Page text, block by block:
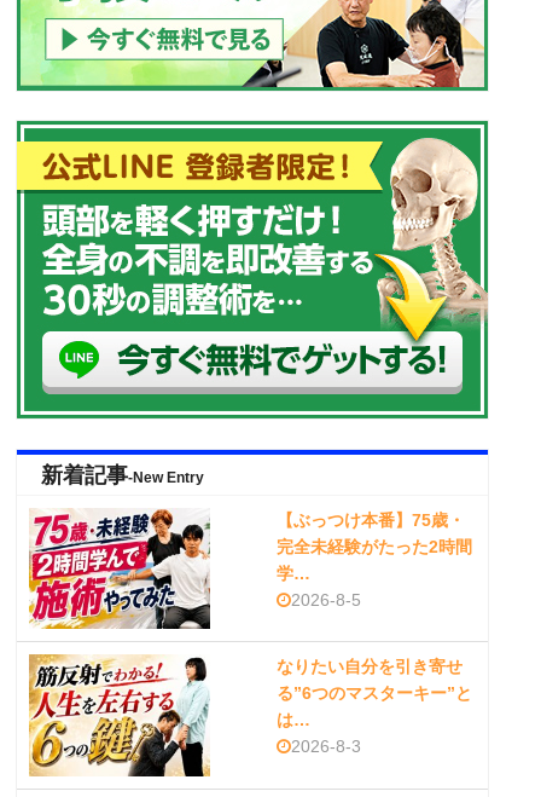
新着記事-New Entry
【ぶっつけ本番】75歳・
完全未経験がたった2時間
学…
2026-8-5
なりたい自分を引き寄せ
る”6つのマスターキー”と
は…
2026-8-3